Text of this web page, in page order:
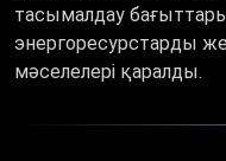
тасымалдау
энергоресурстарды
мәселелері қаралды.